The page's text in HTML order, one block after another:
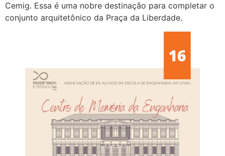
Cemig. Essa é uma nobre destinação para completar o
conjunto arquitetônico da Praça da Liberdade.